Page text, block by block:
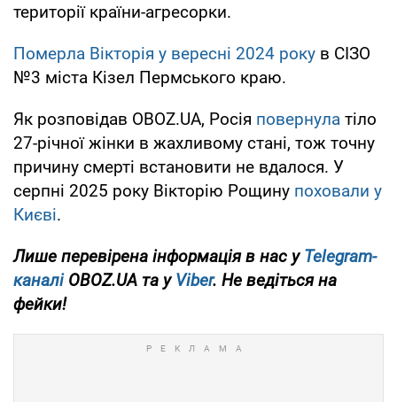
території країни-агресорки.
Померла Вікторія у вересні 2024 року в СІЗО
№3 міста Кізел Пермського краю.
Як розповідав OBOZ.UA, Росія повернула тіло
27-річної жінки в жахливому стані, тож точну
причину смерті встановити не вдалося. У
серпні 2025 року Вікторію Рощину поховали у
Києві.
Лише перевірена інформація в нас уTelegram-
каналіOBOZ.UA та уViber. Не ведіться на
фейки!